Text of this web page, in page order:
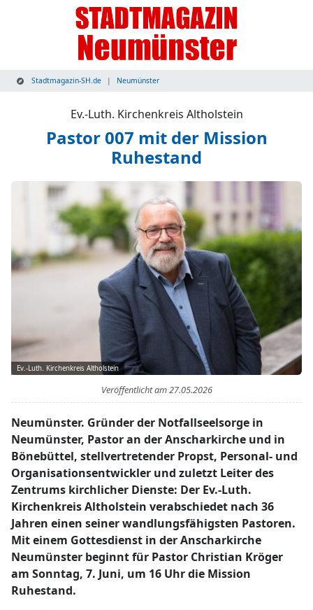
Stadtmagazin-SH.de Neumünster
Ev.-Luth. Kirchenkreis Altholstein
Pastor 007 mit der Mission
Ruhestand
Ev.-Luth. Kirchenkreis Altholstein
Veröffentlicht am27.05.2026
Neumünster. Gründer der Notfallseelsorge in
Neumünster, Pastor an der Anscharkirche und in
Bönebüttel, stellvertretender Propst, Personal- und
Organisationsentwickler und zuletzt Leiter des
Zentrums kirchlicher Dienste: Der Ev.-Luth.
Kirchenkreis Altholstein verabschiedet nach 36
Jahren einen seiner wandlungsfähigsten Pastoren.
Mit einem Gottesdienst in der Anscharkirche
Neumünster beginnt für Pastor Christian Kröger
am Sonntag, 7. Juni, um 16 Uhr die Mission
Ruhestand.